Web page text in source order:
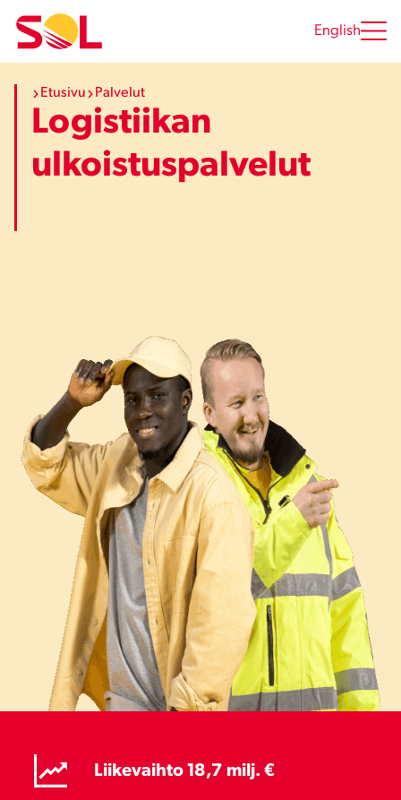
sisältöön
English
Etusivu Palvelut
Logistiikan
ulkoistuspalvelut
Liikevaihto 18,7 milj. €